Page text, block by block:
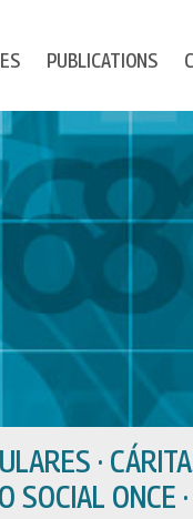
PUBLICATIONS
·
SOCIAL ONCE